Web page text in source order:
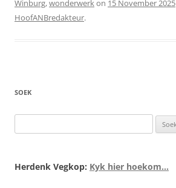
Winburg,wonderwerkon 15 November 2025
HoofANBredakteur.
SOEK
na:
Herdenk Vegkop: Kyk hier hoekom...